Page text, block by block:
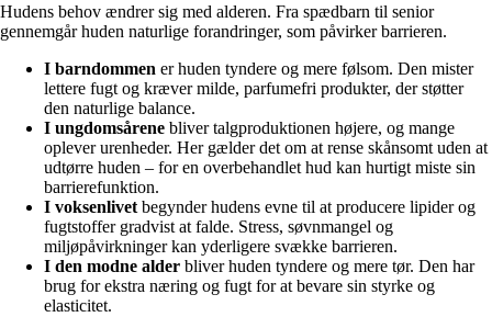
Hudens behov ændrer sig med alderen. Fra spædbarn til senior
gennemgår huden naturlige forandringer, som påvirker barrieren.
I barndommen er huden tyndere og mere følsom. Den mister
lettere fugt og kræver milde, parfumefri produkter, der støtter
den naturlige balance.
I ungdomsårene bliver talgproduktionen højere, og mange
oplever urenheder. Her gælder det om at rense skånsomt uden at
udtørre huden – for en overbehandlet hud kan hurtigt miste sin
barrierefunktion.
I voksenlivetbegynder hudens evne til at producere lipider og
fugtstoffer gradvist at falde. Stress, søvnmangel og
miljøpåvirkninger kan yderligere svække barrieren.
I den modne alder bliver huden tyndere og mere tør. Den har
brug for ekstra næring og fugt for at bevare sin styrke og
elasticitet.